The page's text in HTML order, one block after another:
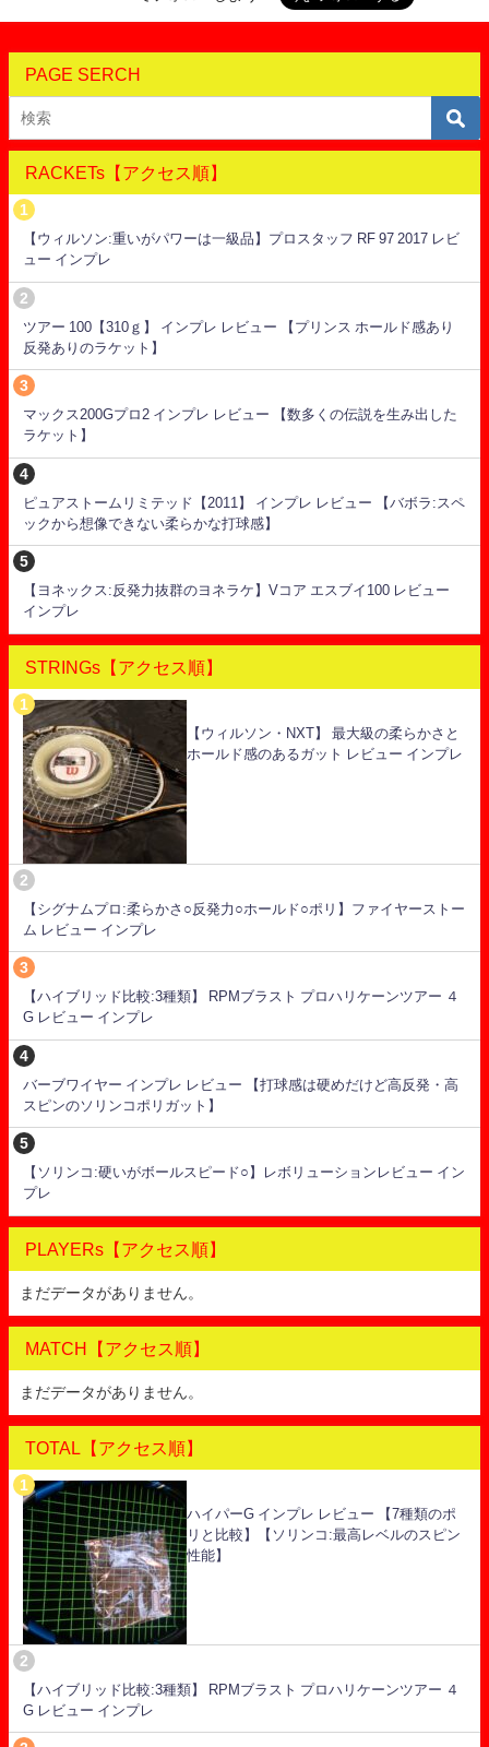
PAGE SERCH
RACKETs【アクセス順】
【ウィルソン:重いがパワーは一級品】プロスタッフ RF 97 2017 レビ
ュー インプレ
ツアー 100【310ｇ】 インプレ レビュー 【プリンス ホールド感あり
反発ありのラケット】
マックス200Gプロ2 インプレ レビュー 【数多くの伝説を生み出した
ラケット】
ピュアストームリミテッド【2011】 インプレ レビュー 【バボラ:スペ
ックから想像できない柔らかな打球感】
【ヨネックス:反発力抜群のヨネラケ】Vコア エスブイ100 レビュー
インプレ
STRINGs【アクセス順】
【ウィルソン・NXT】 最大級の柔らかさと
ホールド感のあるガット レビュー インプレ
【シグナムプロ:柔らかさ○反発力○ホールド○ポリ】ファイヤーストー
ム レビュー インプレ
【ハイブリッド比較:3種類】 RPMブラスト プロハリケーンツアー ４
G レビュー インプレ
バーブワイヤー インプレ レビュー 【打球感は硬めだけど高反発・高
スピンのソリンコポリガット】
【ソリンコ:硬いがボールスピード○】レボリューションレビュー イン
プレ
PLAYERs【アクセス順】
まだデータがありません。
MATCH【アクセス順】
まだデータがありません。
TOTAL【アクセス順】
ハイパーG インプレ レビュー 【7種類のポ
リと比較】【ソリンコ:最高レベルのスピン
性能】
【ハイブリッド比較:3種類】 RPMブラスト プロハリケーンツアー ４
G レビュー インプレ